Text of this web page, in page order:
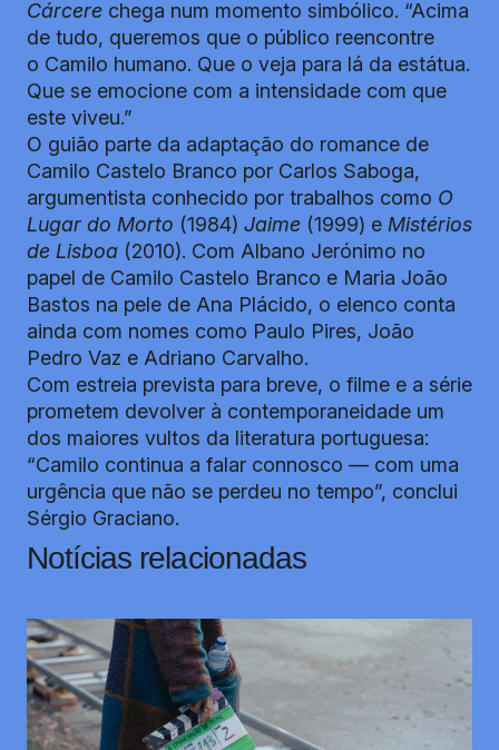
Cárcere chega num momento simbólico. “Acima
de tudo, queremos que o público reencontre
o Camilo humano. Que o veja para lá da estátua.
Que se emocione com a intensidade com que
este viveu.”
O guião parte da adaptação do romance de
Camilo Castelo Branco por Carlos Saboga,
argumentista conhecido por trabalhos como O
Lugar do Morto (1984) Jaime (1999) e Mistérios
de Lisboa (2010). Com Albano Jerónimo no
papel de Camilo Castelo Branco e Maria João
Bastos na pele de Ana Plácido, o elenco conta
ainda com nomes como Paulo Pires, João
Pedro Vaz e Adriano Carvalho.
Com estreia prevista para breve, o filme e a série
prometem devolver à contemporaneidade um
dos maiores vultos da literatura portuguesa:
“Camilo continua a falar connosco — com uma
urgência que não se perdeu no tempo”, conclui
Sérgio Graciano.
Notícias relacionadas